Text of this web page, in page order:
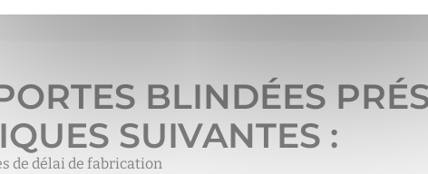
BLINDÉES
SUIVANTES :
de délai de fabrication